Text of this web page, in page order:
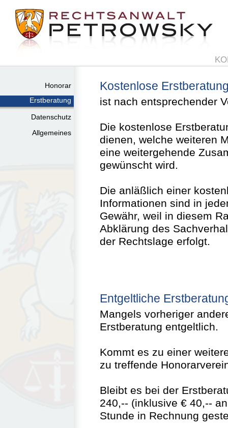
Honorar
Erstberatung
Datenschutz
Allgemeines
Kostenlose
ist nach entsprechender
Die kostenlose
dienen, welche weiteren
eine weitergehende
gewünscht wird.
Die anläßlich einer
Informationen sind in
Gewähr, weil in diesem
Abklärung des
der Rechtslage erfolgt.
Entgeltliche
Mangels vorheriger
Erstberatung entgeltlich.
Kommt es zu einer
zu treffende
Bleibt es bei der
240,-- (inklusive € 40,--
Stunde in Rechnung